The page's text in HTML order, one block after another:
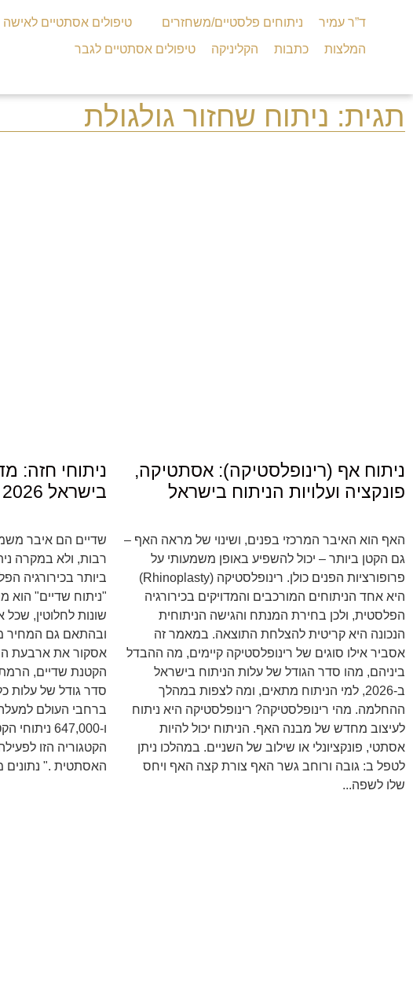
ד”ר עמיר ניתוחים פלסטיים/משחזרים טיפולים אסתטיים לאישה
המלצות
כתבות הקליניקה טיפולים אסתטיים לגבר
תגית: ניתוח שחזור גולגולת
ניתוח אף (רינופלסטיקה): אסתטיקה,
פונקציה ועלויות הניתוח בישראל
האף הוא האיבר המרכזי בפנים, ושינוי של מראה האף –
גם הקטן ביותר – יכול להשפיע באופן משמעותי על
פרופורציות הפנים כולן. רינופלסטיקה (Rhinoplasty)
היא אחד הניתוחים המורכבים והמדויקים בכירורגיה
הפלסטית, ולכן בחירת המנתח והגישה הניתוחית
הנכונה היא קריטית להצלחת התוצאה. במאמר זה
אסביר אילו סוגים של רינופלסטיקה קיימים, מה ההבדל
ביניהם, מהו סדר הגודל של עלות הניתוח בישראל
ב-2026, למי הניתוח מתאים, ומה לצפות במהלך
ההחלמה. מהי רינופלסטיקה? רינופלסטיקה היא ניתוח
לעיצוב מחדש של מבנה האף. הניתוח יכול להיות
אסתטי, פונקציונלי או שילוב של השניים. במהלכו ניתן
לטפל ב: גובה ורוחב גשר האף צורת קצה האף ויחס
שלו לשפה...
ניתוחי חזה:
בישראל 2026
שדיים הם איבר
רבות, ולא במקרה
ביותר בכירורגיה
"ניתוח שדיים" הוא
שונות לחלוטין,
ובהתאם גם המחיר
אסקור את ארבעת
הקטנת שדיים,
ו-647,000
הקטגוריה הזו
האסתטית ." נתונים